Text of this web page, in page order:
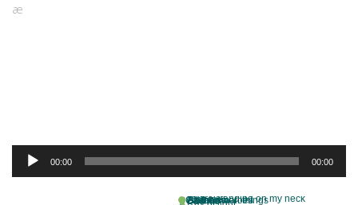
æ
Audio
Player
00:00 00:00